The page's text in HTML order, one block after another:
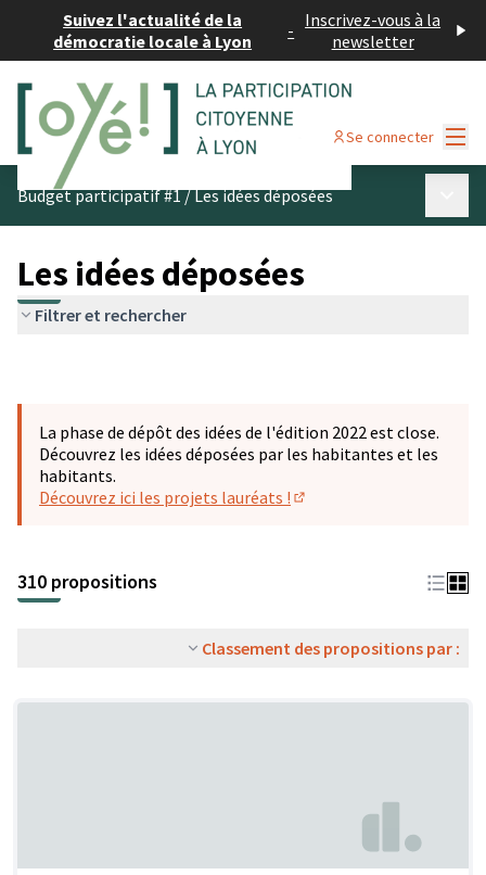
Suivez l'actualité de la
démocratie locale à Lyon
- Inscrivez-vous à la
newsletter
Se connecter
Budget participatif #1/Les idées déposées
Les idées déposées
Filtrer et rechercher
La phase de dépôt des idées de l'édition 2022 est close.
Découvrez les idées déposées par les habitantes et les
habitants.
Découvrez ici les projets lauréats !
310 propositions
Classement des propositions par :